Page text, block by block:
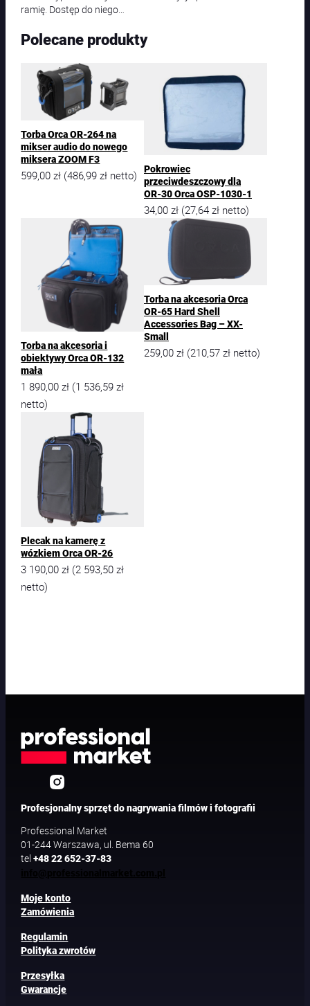
ramię. Dostęp do niego…
Polecane produkty
Torba Orca OR-264 na
mikser audio do nowego
miksera ZOOM F3
599,00zł (486,99zł netto)
Pokrowiec
przeciwdeszczowy dla
OR-30 Orca OSP-1030-1
34,00 zł (27,64 zł netto)
Torba na akcesoria i
obiektywy Orca OR-132
mała
1 890,00zł (1 536,59zł
netto)
Torba na akcesoria Orca
OR-65 Hard Shell
Accessories Bag – XX-
Small
259,00 zł (210,57 zł netto)
Plecak na kamerę z
wózkiem Orca OR-26
3 190,00zł (2 593,50zł
netto)
Profesjonalny sprzęt do nagrywania filmów i fotografii
Professional Market
01-244 Warszawa, ul. Bema 60
tel+48 22 652-37-83
Moje konto
Zamówienia
Regulamin
Polityka zwrotów
Przesyłka
Gwarancje